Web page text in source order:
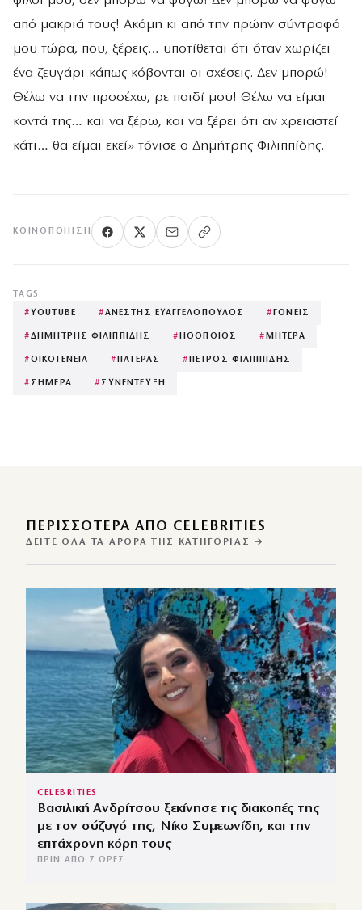
από μακριά τους! Ακόμη κι από την πρώην σύντροφό
μου τώρα, που, ξέρεις… υποτίθεται ότι όταν χωρίζει
ένα ζευγάρι κάπως κόβονται οι σχέσεις. Δεν μπορώ!
Θέλω να την προσέχω, ρε παιδί μου! Θέλω να είμαι
κοντά της… και να ξέρω, και να ξέρει ότι αν χρειαστεί
κάτι… θα είμαι εκεί» τόνισε ο Δημήτρης Φιλιππίδης.
ΚΟΙΝΟΠΟΊΗΣΗ
TAGS
# YOUTUBE #ΑΝΕΣΤΗΣ ΕΥΑΓΓΕΛΟΠΟΥΛΟΣ # ΓΟΝΕΙΣ
#ΔΗΜΗΤΡΗΣ ΦΙΛΙΠΠΙΔΗΣ # ΗΘΟΠΟΙΟΣ # ΜΗΤΕΡΑ
#ΟΙΚΟΓΕΝΕΙΑ # ΠΑΤΕΡΑΣ # ΠΕΤΡΟΣ ΦΙΛΙΠΠΙΔΗΣ
# ΣΗΜΕΡΑ # ΣΥΝΕΝΤΕΥΞΗ
ΠΕΡΙΣΣΌΤΕΡΑ ΑΠΌ CELEBRITIES
ΔΕΊΤΕ ΌΛΑ ΤΑ ΆΡΘΡΑ ΤΗΣ ΚΑΤΗΓΟΡΊΑΣ →
CELEBRITIES
Βασιλική Ανδρίτσου ξεκίνησε τις διακοπές της
με τον σύζυγό της, Νίκο Συμεωνίδη, και την
επτάχρονη κόρη τους
ΠΡΙΝ ΑΠΌ 7 ΏΡΕΣ